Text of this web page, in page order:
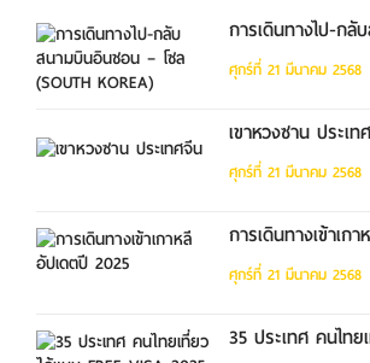
การเดินทางไป-กลั
ศุกร์ที่ 21 มีนาคม 2568
เขาหวงซาน ประเ
ศุกร์ที่ 21 มีนาคม 2568
การเดินทางเข้าเกา
ศุกร์ที่ 21 มีนาคม 2568
35 ประเทศ คนไทย